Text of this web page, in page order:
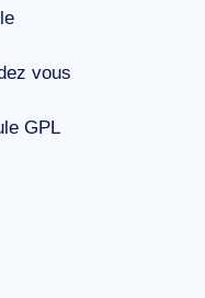
vous
GPL